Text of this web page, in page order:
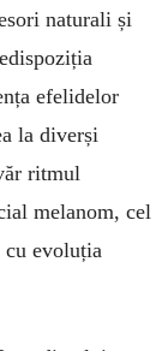
naturali și
efelidelor
la diverși
ritmul
melanom, cel
cu evoluția